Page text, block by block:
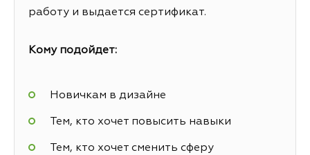
работу и выдается сертификат.
Кому подойдет:
Новичкам в дизайне
Тем, кто хочет повысить навыки
Тем, кто хочет сменить сферу